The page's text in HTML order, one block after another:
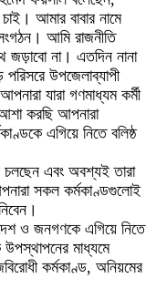
আমার বাবার নামে
আমি রাজনীতি
জড়াবো না। এতদিন নানা
উপজেলাব্যাপী
যারা গণমাধ্যম কর্মী
করছি আপনারা
এগিয়ে নিতে বলিষ্ঠ
চলছেন এবং অবশ্যই তারা
সকল কর্মকাণ্ডগুলোই
ও জনগণকে এগিয়ে নিতে
মাধ্যমে
কর্মকাণ্ড, অনিয়মের